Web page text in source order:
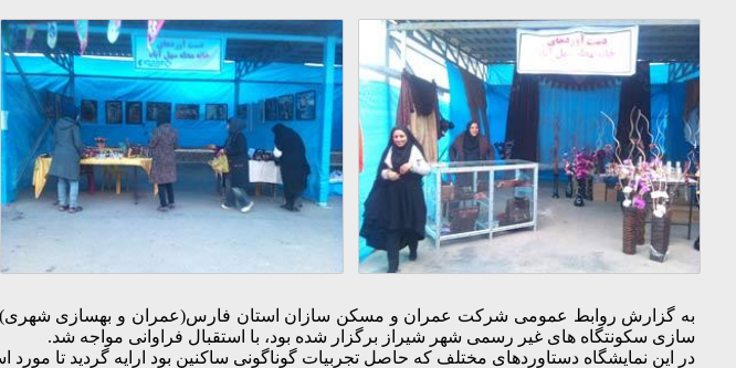
به گزارش روابط عمومی شرکت عمران و مسکن سازان استان فارس(عمران و بهسازی شهری)
سازی سکونتگاه های غیر رسمی شهر شیراز برگزار شده بود، با استقبال فراوانی مواجه شد.
در این نمایشگاه دستاوردهای مختلف که حاصل تجربیات گوناگونی ساکنین بود ارایه گردید تا